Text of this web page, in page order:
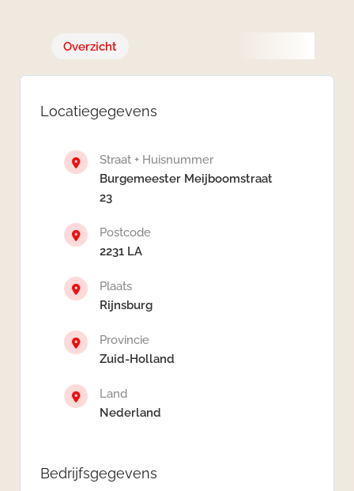
Overzicht
Locatiegegevens
Straat + Huisnummer
Burgemeester Meijboomstraat
23
Postcode
2231 LA
Plaats
Rijnsburg
Provincie
Zuid-Holland
Land
Nederland
Bedrijfsgegevens